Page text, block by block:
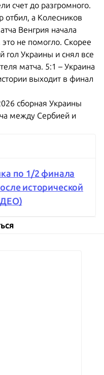
счет до разгромного.
отбил, а Колесников
Венгрия начала
не помогло. Скорее
гол Украины и снял все
матча. 5:1 – Украина
выходит в финал
сборная Украины
между Сербией и
по 1/2 финала
исторической